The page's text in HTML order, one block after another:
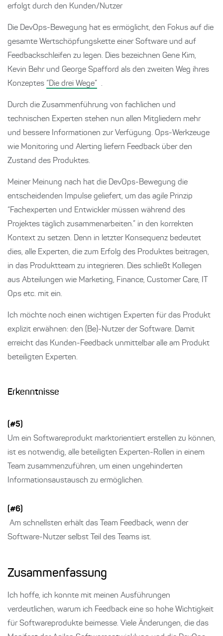
erfolgt durch den Kunden/Nutzer
Die DevOps-Bewegung hat es ermöglicht, den Fokus auf die
gesamte Wertschöpfungskette einer Software und auf
Feedbackschleifen zu legen. Dies bezeichnen Gene Kim,
Kevin Behr und George Spafford als den zweiten Weg ihres
Konzeptes “Die drei Wege” .
Durch die Zusammenführung von fachlichen und
technischen Experten stehen nun allen Mitgliedern mehr
und bessere Informationen zur Verfügung. Ops-Werkzeuge
wie Monitoring und Alerting liefern Feedback über den
Zustand des Produktes.
Meiner Meinung nach hat die DevOps-Bewegung die
entscheidenden Impulse geliefert, um das agile Prinzip
“Fachexperten und Entwickler müssen während des
Projektes täglich zusammenarbeiten.” in den korrekten
Kontext zu setzen. Denn in letzter Konsequenz bedeutet
dies, alle Experten, die zum Erfolg des Produktes beitragen,
in das Produktteam zu integrieren. Dies schließt Kollegen
aus Abteilungen wie Marketing, Finance, Customer Care, IT
Ops etc. mit ein.
Ich möchte noch einen wichtigen Experten für das Produkt
explizit erwähnen: den (Be)-Nutzer der Software. Damit
erreicht das Kunden-Feedback unmittelbar alle am Produkt
beteiligten Experten.
Erkenntnisse
(#5)
Um ein Softwareprodukt marktorientiert erstellen zu können,
ist es notwendig, alle beteiligten Experten-Rollen in einem
Team zusammenzuführen, um einen ungehinderten
Informationsaustausch zu ermöglichen.
(#6)
Am schnellsten erhält das Team Feedback, wenn der
Software-Nutzer selbst Teil des Teams ist.
Zusammenfassung
Ich hoffe, ich konnte mit meinen Ausführungen
verdeutlichen, warum ich Feedback eine so hohe Wichtigkeit
für Softwareprodukte beimesse. Viele Änderungen, die das